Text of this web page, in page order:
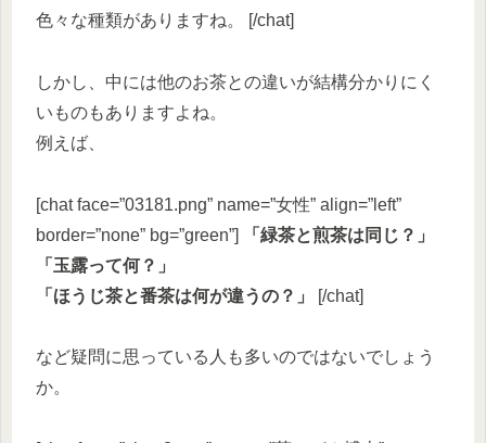
色々な種類がありますね。 [/chat]
しかし、中には他のお茶との違いが結構分かりにく
いものもありますよね。
例えば、
[chat face=”03181.png” name=”女性” align=”left”
border=”none” bg=”green”]
「緑茶と煎茶は同じ？」
「玉露って何？」
「ほうじ茶と番茶は何が違うの？」
[/chat]
など疑問に思っている人も多いのではないでしょう
か。